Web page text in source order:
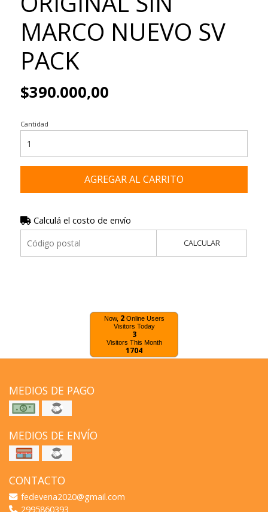
MARCO NUEVO SV
PACK
$390.000,00
Cantidad
AGREGAR AL CARRITO
Calculá el costo de envío
CALCULAR
Now, 2Online Users
Visitors Today
3
Visitors This Month
1704
MEDIOS DE PAGO
MEDIOS DE ENVÍO
CONTACTO
fedevena2020@gmail.com
2995860393